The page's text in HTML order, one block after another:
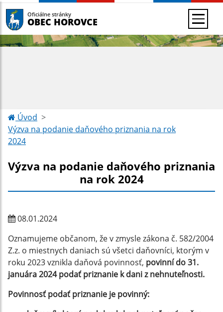
Oficiálne stránky
OBEC HOROVCE
Úvod
Výzva na podanie daňového priznania na rok
2024
Výzva na podanie daňového priznania
na rok 2024
08.01.2024
Oznamujeme občanom, že v zmysle zákona č. 582/2004
Z.z. o miestnych daniach sú všetci daňovníci, ktorým v
roku 2023 vznikla daňová povinnosť, povinní do 31.
januára 2024 podať priznanie k dani z nehnuteľnosti.
Povinnosť podať priznanie je povinný: